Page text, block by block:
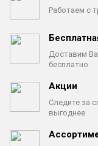
Работаем с
Доставим
бесплатно
Акции
Следите за
выгоднее